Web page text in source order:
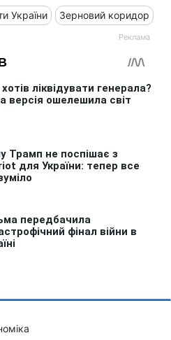
України Зерновий коридор